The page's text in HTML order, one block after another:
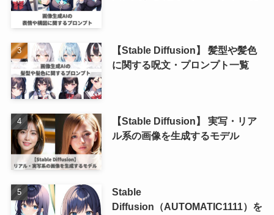
【Stable Diffusion】 髪型や髪色
に関する呪文・プロンプト一覧
【Stable Diffusion】 実写・リア
ル系の画像を生成するモデル
Stable
Diffusion（AUTOMATIC1111）を